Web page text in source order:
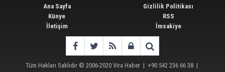
Ana Sayfa
Künye
İletişim
Gizlilik Politikası
RSS
İmsakiye
Tüm Hakları Saklıdır © 2006-2020 Vira Haber | +90 542 236 66 38 |